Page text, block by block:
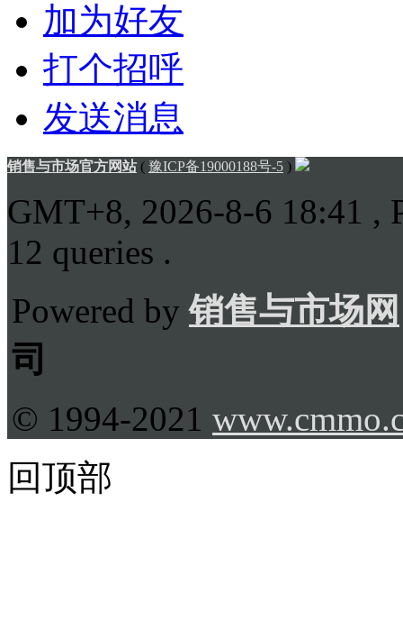
加为好友
打个招呼
发送消息
销售与市场官方网站( 豫ICP备19000188号-5 )
GMT+8, 2026-8-6 18:41 ,
12 queries .
Powered by销售与市场网
司
© 1994-2021
回顶部